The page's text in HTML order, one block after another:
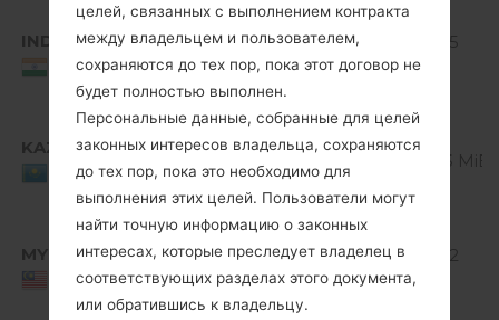
IND
India
V10D_00.kdz
Android
4.1-4.3
Jelly
516.05
MiB
KAZ
Kazakhstan
V10G_00.kdz
Android
4.1-4.3
Jelly
Bean
500.5 MiB
MYS
Malaysia
V10D_00.kdz
Android
4.1-4.3
Jelly
512.92
MiB
целей, связанных с выполнением контракта
между владельцем и пользователем,
сохраняются до тех пор, пока этот договор не
будет полностью выполнен.
Персональные данные, собранные для целей
законных интересов владельца, сохраняются
до тех пор, пока это необходимо для
выполнения этих целей. Пользователи могут
найти точную информацию о законных
интересах, которые преследует владелец в
соответствующих разделах этого документа,
или обратившись к владельцу.